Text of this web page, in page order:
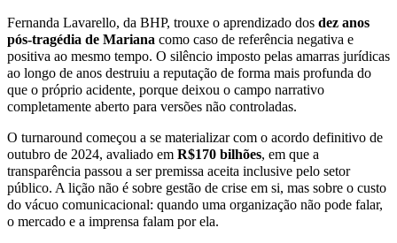
Fernanda Lavarello, da BHP, trouxe o aprendizado dos dez anos
pós-tragédia de Mariana como caso de referência negativa e
positiva ao mesmo tempo. O silêncio imposto pelas amarras jurídicas
ao longo de anos destruiu a reputação de forma mais profunda do
que o próprio acidente, porque deixou o campo narrativo
completamente aberto para versões não controladas.
O turnaround começou a se materializar com o acordo definitivo de
outubro de 2024, avaliado em R$170 bilhões, em que a
transparência passou a ser premissa aceita inclusive pelo setor
público. A lição não é sobre gestão de crise em si, mas sobre o custo
do vácuo comunicacional: quando uma organização não pode falar,
o mercado e a imprensa falam por ela.